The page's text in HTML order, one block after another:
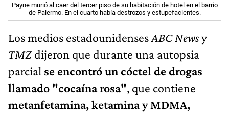
Payne murió al caer del tercer piso de su habitación de hotel en el barrio
de Palermo. En el cuarto había destrozos y estupefacientes.
Los medios estadounidensesABC Newsy
TMZ dijeron que durante una autopsia
parcial se encontró un cóctel de drogas
llamado "cocaína rosa", que contiene
metanfetamina, ketamina y MDMA,